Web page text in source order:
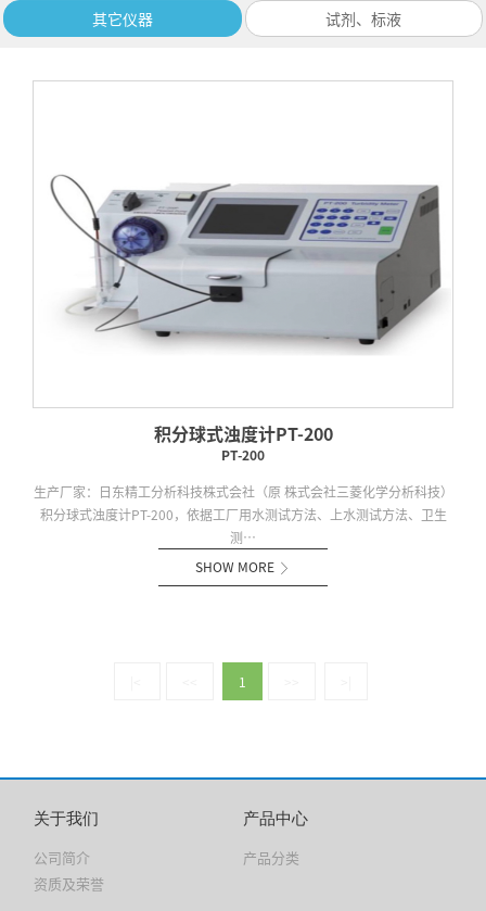
其它仪器 试剂、标液
积分球式浊度计PT-200
PT-200
生产厂家：日东精工分析科技株式会社（原 株式会社三菱化学分析科技）
积分球式浊度计PT-200，依据工厂用水测试方法、上水测试方法、卫生
测…
SHOW MORE 
1
关于我们
公司简介
资质及荣誉
产品中心
产品分类